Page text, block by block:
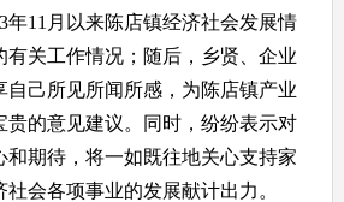
11月以来陈店镇经济社会发展情
有关工作情况；随后，乡贤、企业
自己所见所闻所感，为陈店镇产业
贵的意见建议。同时，纷纷表示对
和期待，将一如既往地关心支持家
会各项事业的发展献计出力。